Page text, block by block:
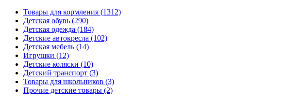
Товары для кормления (1312)
Детская обувь (290)
Детская одежда (184)
Детские автокресла (102)
Детская мебель (14)
Игрушки (12)
Детские коляски (10)
Детский транспорт (3)
Товары для школьников (3)
Прочие детские товары (2)